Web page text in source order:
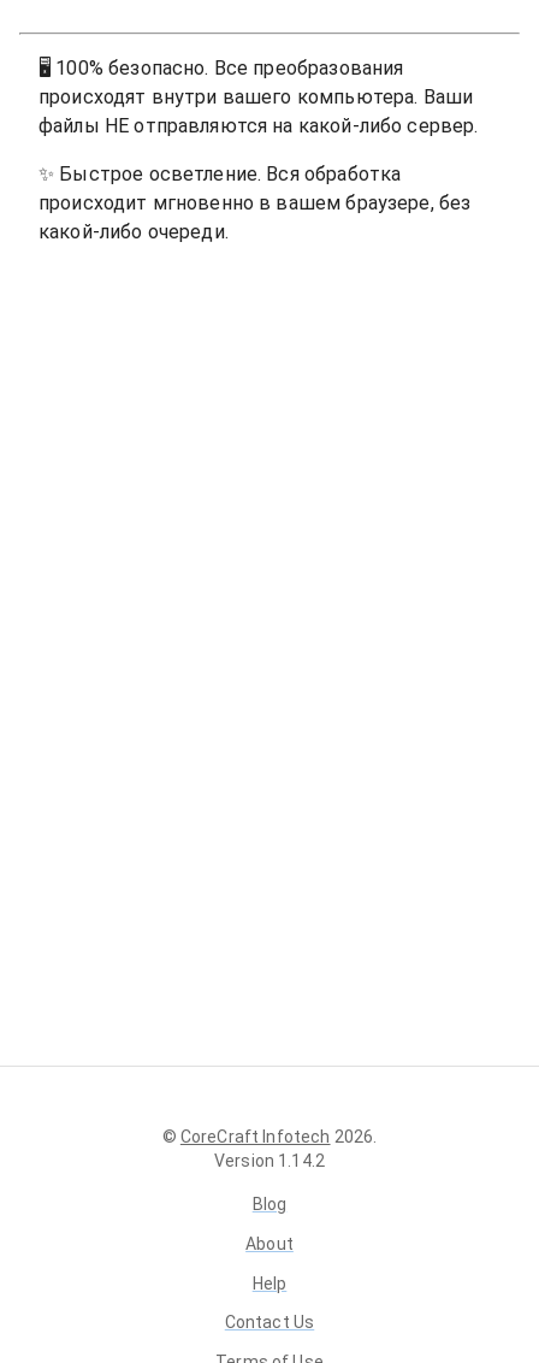
🖥 100% безопасно. Все преобразования
происходят внутри вашего компьютера. Ваши
файлы НЕ отправляются на какой-либо сервер.
✨ Быстрое осветление. Вся обработка
происходит мгновенно в вашем браузере, без
какой-либо очереди.
© CoreCraft Infotech 2026
Version 1.14.2
Blog
About
Help
Contact Us